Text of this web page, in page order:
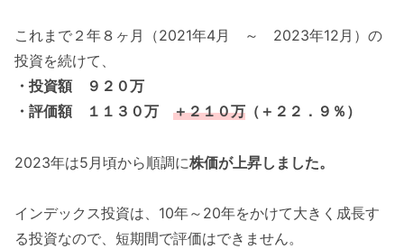
これまで２年８ヶ月（2021年4月 ～ 2023年12月）の
投資を続けて、
・投資額 ９２０万
・評価額 １１３０万 ＋２１０万 （＋２２．９％）
2023年は5月頃から順調に株価が上昇しました。
インデックス投資は、10年～20年をかけて大きく成長す
る投資なので、短期間で評価はできません。